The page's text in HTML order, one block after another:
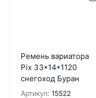
Ремень вариатора
Pix 33*14*1120
снегоход Буран
Артикул: 15522